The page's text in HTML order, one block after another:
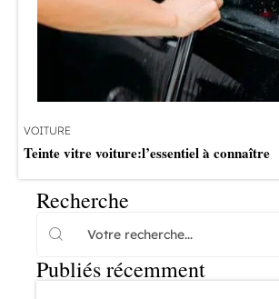
VOITURE
Teinte vitre voiture:l’essentiel à connaître
Recherche
Publiés récemment